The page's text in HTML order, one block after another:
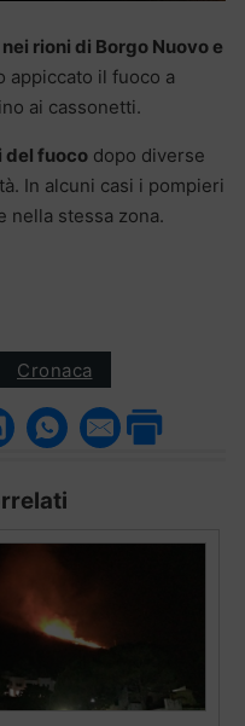
rioni di Borgo Nuovo e
appiccato il fuoco a
ai cassonetti.
del fuoco dopo diverse
In alcuni casi i pompieri
nella stessa zona.
Cronaca